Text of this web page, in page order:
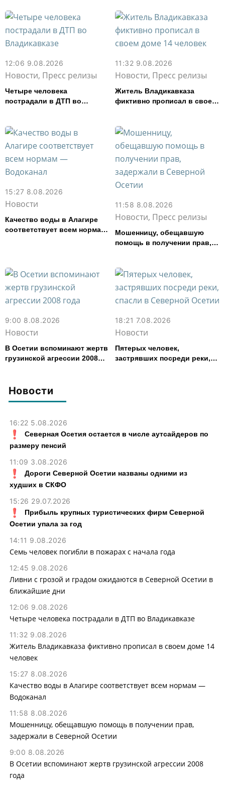
Новости
16:22 5.08.2026
Северная Осетия остается в числе аутсайдеров по
размеру пенсий
11:09 3.08.2026
Дороги Северной Осетии названы одними из
худших в СКФО
15:26 29.07.2026
Прибыль крупных туристических фирм Северной
Осетии упала за год
14:11 9.08.2026
Семь человек погибли в пожарах с начала года
12:45 9.08.2026
Ливни с грозой и градом ожидаются в Северной Осетии в
ближайшие дни
12:06 9.08.2026
Четыре человека пострадали в ДТП во Владикавказе
11:32 9.08.2026
Житель Владикавказа фиктивно прописал в своем доме 14
человек
15:27 8.08.2026
Качество воды в Алагире соответствует всем нормам —
Водоканал
11:58 8.08.2026
Мошенницу, обещавшую помощь в получении прав,
задержали в Северной Осетии
9:00 8.08.2026
В Осетии вспоминают жертв грузинской агрессии 2008
года
12:06 9.08.2026
Новости, Пресс релизы
Четыре человека
пострадали в ДТП во
11:32 9.08.2026
Новости, Пресс релизы
Житель Владикавказа
фиктивно прописал в своем
15:27 8.08.2026
Новости
Качество воды в Алагире
соответствует всем нормам
11:58 8.08.2026
Новости, Пресс релизы
Мошенницу, обещавшую
помощь в получении прав,
9:00 8.08.2026
Новости
В Осетии вспоминают жертв
грузинской агрессии 2008
18:21 7.08.2026
Новости
Пятерых человек,
застрявших посреди реки,